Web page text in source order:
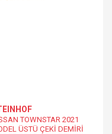
TOWNSTAR 2021
ÜSTÜ ÇEKİ DEMİRİ